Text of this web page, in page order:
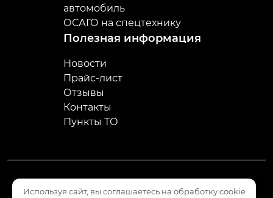
автомобиль
ОСАГО на спецтехнику
Полезная информация
Новости
Прайс-лист
Отзывы
Контакты
Пункты ТО
Используя сайт, вы соглашаетесь на обработку cookie